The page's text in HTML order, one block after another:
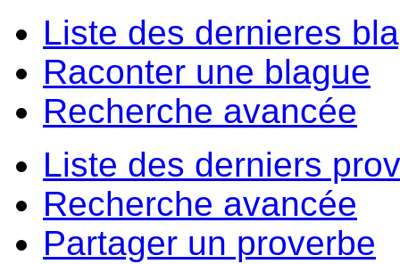
Liste des dernieres
Raconter une blague
Recherche avancée
Liste des derniers
Recherche avancée
Partager un proverbe